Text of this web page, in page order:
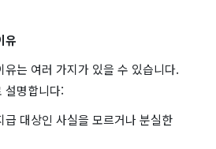
유
는 여러 가지가 있을 수 있습니다.
설명합니다:
대상인 사실을 모르거나 분실한